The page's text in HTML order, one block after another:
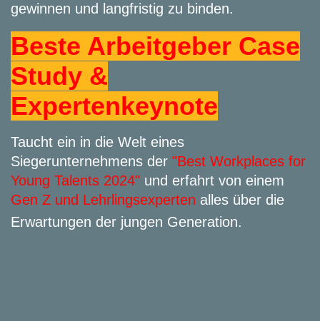
gewinnen und langfristig zu binden.
Beste Arbeitgeber Case
Study &
Expertenkeynote
Taucht ein in die Welt eines
Siegerunternehmens der "Best Workplaces for
Young Talents 2024" und erfahrt von einem
Gen Z und Lehrlingsexperten alles über die
Erwartungen der jungen Generation.